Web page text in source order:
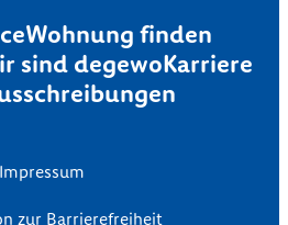
Wohnung finden
sind degewoKarriere
Impressum
zur Barrierefreiheit